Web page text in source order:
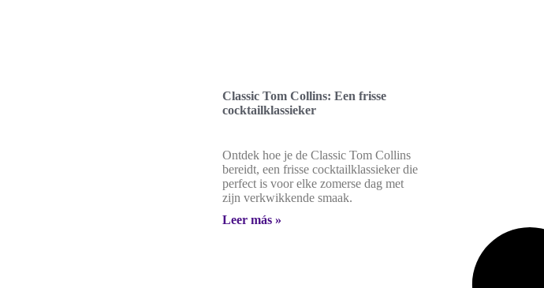
Classic Tom Collins: Een frisse
cocktailklassieker
Ontdek hoe je de Classic Tom Collins
bereidt, een frisse cocktailklassieker die
perfect is voor elke zomerse dag met
zijn verkwikkende smaak.
Leer más »